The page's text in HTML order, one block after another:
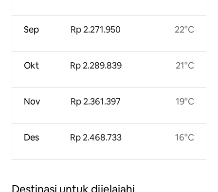
Sep
Okt
Nov
Des
Rp 2.271.950
Rp 2.289.839
Rp 2.361.397
Rp 2.468.733
22°C
21°C
19°C
16°C